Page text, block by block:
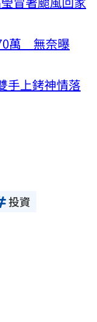
萬 無奈曝
手上銬神情落
投資